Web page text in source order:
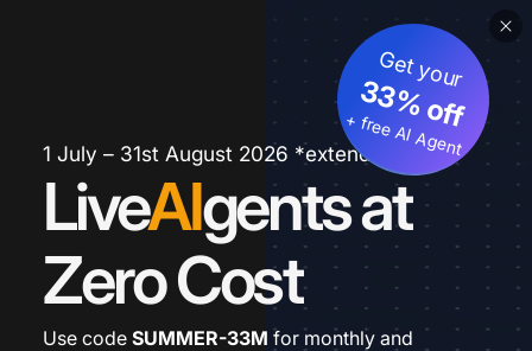
1 July – 31st August 2026 *extended
LiveAIgents at
Zero Cost
Get your
33% off
+ free AI Agent
Use code SUMMER-33M for monthly and